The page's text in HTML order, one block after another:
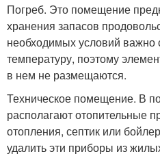
Погреб. Это помещение
хранения запасов
необходимых условий важно
температуру, поэтому
в нем не размещаются.
Техническое помещение. В
располагают отопительные
отопления, септик или
удалить эти приборы из